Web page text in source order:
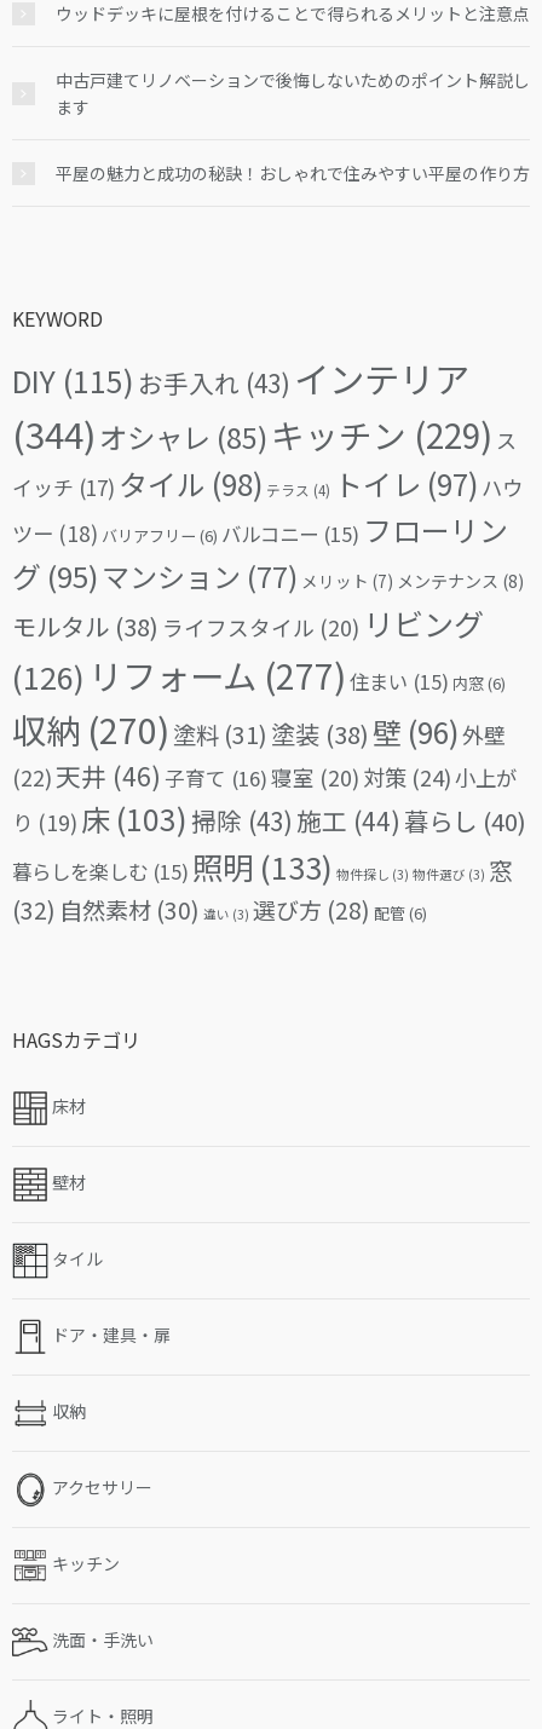
ウッドデッキに屋根を付けることで得られるメリットと注意点
中古戸建てリノベーションで後悔しないためのポイント解説し
ます
平屋の魅力と成功の秘訣！おしゃれで住みやすい平屋の作り方
KEYWORD
DIY (115) お手入れ (43) インテリア
(344) オシャレ (85) キッチン (229) ス
イッチ (17) タイル (98) テラス (4) トイレ (97) ハウ
ツー (18) バリアフリー (6) バルコニー (15) フローリン
グ (95)マンション (77) メリット (7) メンテナンス (8)
モルタル (38) ライフスタイル (20) リビング
(126) リフォーム (277) 住まい (15) 内窓(6)
収納 (270) 塗料 (31) 塗装 (38) 壁 (96)外壁
(22)天井 (46) 子育て (16)寝室 (20) 対策 (24)小上が
り (19) 床 (103)掃除 (43) 施工 (44) 暮らし (40)
暮らしを楽しむ (15) 照明 (133) 物件探し (3) 物件選び (3) 窓
(32) 自然素材 (30) 違い (3) 選び方 (28) 配管(6)
HAGSカテゴリ
床材
壁材
タイル
ドア・建具・扉
収納
アクセサリー
キッチン
洗面・手洗い
ライト・照明